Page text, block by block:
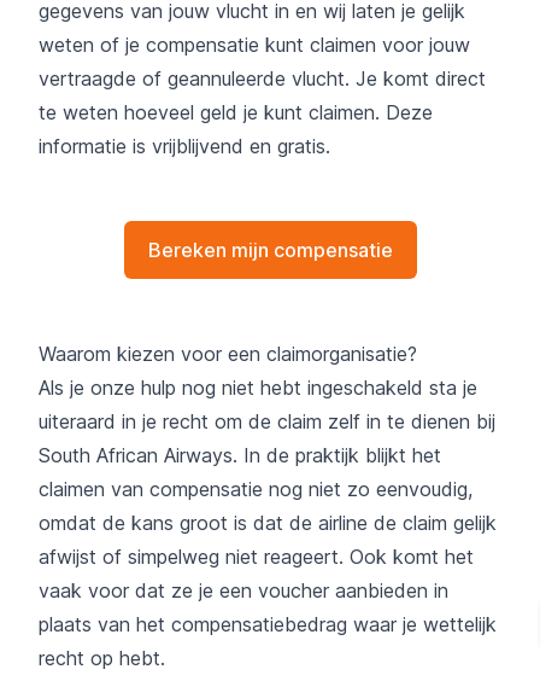
gegevens van jouw vlucht in en wij laten je gelijk
weten of je compensatie kunt claimen voor jouw
vertraagde of geannuleerde vlucht. Je komt direct
te weten hoeveel geld je kunt claimen. Deze
informatie is vrijblijvend en gratis.
Bereken mijn compensatie
Waarom kiezen voor een claimorganisatie?
Als je onze hulp nog niet hebt ingeschakeld sta je
uiteraard in je recht om de claim zelf in te dienen bij
South African Airways. In de praktijk blijkt het
claimen van compensatie nog niet zo eenvoudig,
omdat de kans groot is dat de airline de claim gelijk
afwijst of simpelweg niet reageert. Ook komt het
vaak voor dat ze je een voucher aanbieden in
plaats van het compensatiebedrag waar je wettelijk
recht op hebt.